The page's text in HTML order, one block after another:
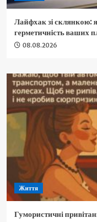
Лайфхак зі склянкою:
герметичність ваших
08.08.2026
Життя
Гумористичні